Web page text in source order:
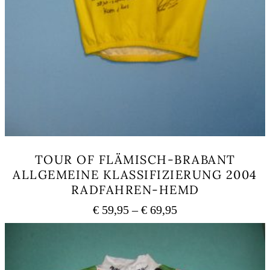
TOUR OF FLÄMISCH-BRABANT
ALLGEMEINE KLASSIFIZIERUNG 2004
RADFAHREN-HEMD
€ 59,95 –€ 69,95Preisspanne:
€ 59,95
mehrere